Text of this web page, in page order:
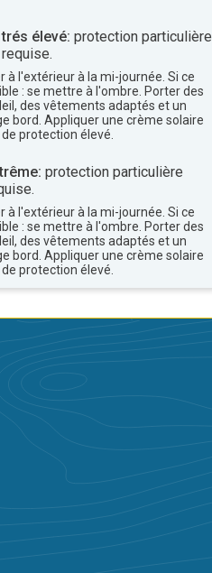
trés élevé: protection particulière
requise.
à l'extérieur à la mi-journée. Si ce
: se mettre à l'ombre. Porter des
des vêtements adaptés et un
bord. Appliquer une crème solaire
protection élevé.
protection particulière
à l'extérieur à la mi-journée. Si ce
: se mettre à l'ombre. Porter des
des vêtements adaptés et un
bord. Appliquer une crème solaire
protection élevé.